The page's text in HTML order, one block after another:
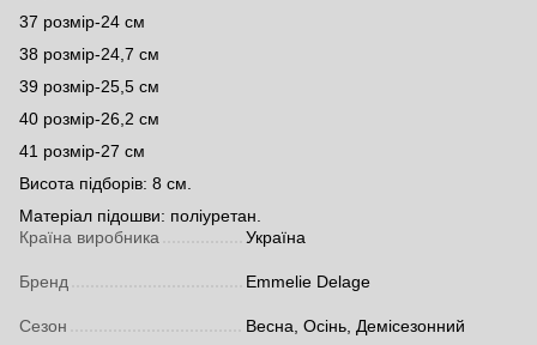
37 розмір-24 см
38 розмір-24,7 см
39 розмір-25,5 см
40 розмір-26,2 см
41 розмір-27 см
Висота підборів: 8 см.
Матеріал підошви: поліуретан.
Країна виробника
Україна
Бренд Emmelie Delage
Сезон Весна, Осінь, Демісезонний